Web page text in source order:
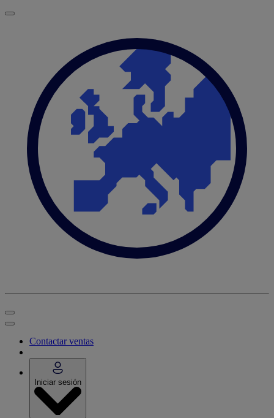
Contactar ventas
Iniciar sesión